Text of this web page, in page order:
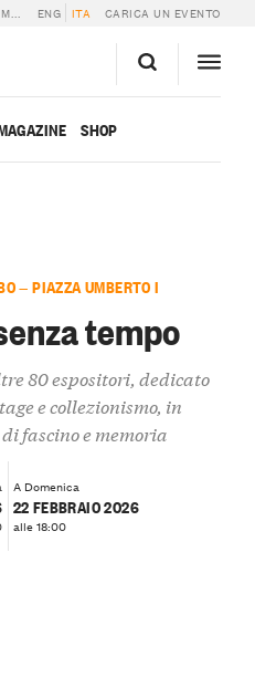
MERCATINO SENZA TEMPO ENG ITA CARICA UN EVENTO
SHOP
— PIAZZA UMBERTO I
tempo
80 espositori, dedicato
e collezionismo, in
fascino e memoria
A Domenica
22 FEBBRAIO 2026
alle 18:00